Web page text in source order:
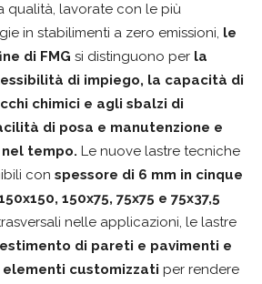
qualità, lavorate con le più
in stabilimenti a zero emissioni, le
di FMG si distinguono per la
di impiego, la capacità di
chimici e agli sbalzi di
di posa e manutenzione e
tempo. Le nuove lastre tecniche
con spessore di 6 mm in cinque
150x75, 75x75 e 75x37,5
nelle applicazioni, le lastre
di pareti e pavimenti e
customizzati per rendere